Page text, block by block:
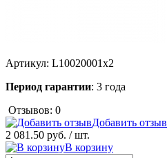
Артикул: L10020001x2
Период гарантии: 3 года
Отзывов: 0
Добавить отзыв
2 081.50 руб. / шт.
В корзину